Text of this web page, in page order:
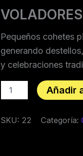
VOLADORES
Pequeños cohetes
generando
y celebraciones
Añadir
SKU: 22 Categoría: